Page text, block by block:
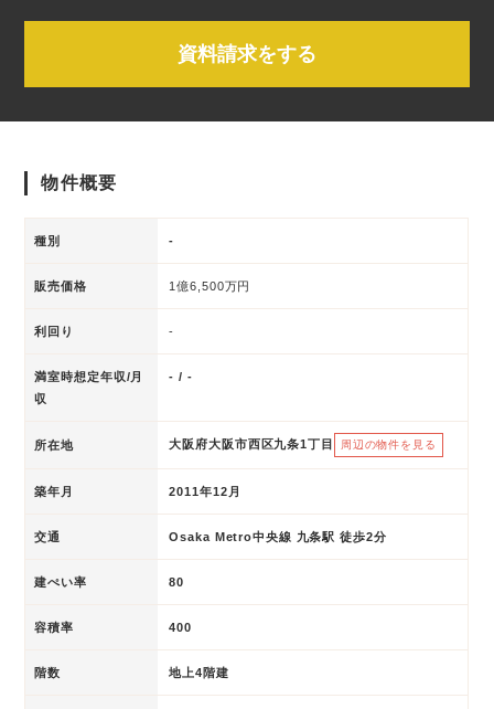
資料請求をする
物件概要
種別 -
販売価格 1億6,500万円
利回り -
満室時想定年収/月
収
- / -
所在地 大阪府大阪市西区九条1丁目 周辺の物件を見る
築年月 2011年12月
交通 Osaka Metro中央線 九条駅 徒歩2分
建ぺい率 80
容積率 400
階数 地上4階建